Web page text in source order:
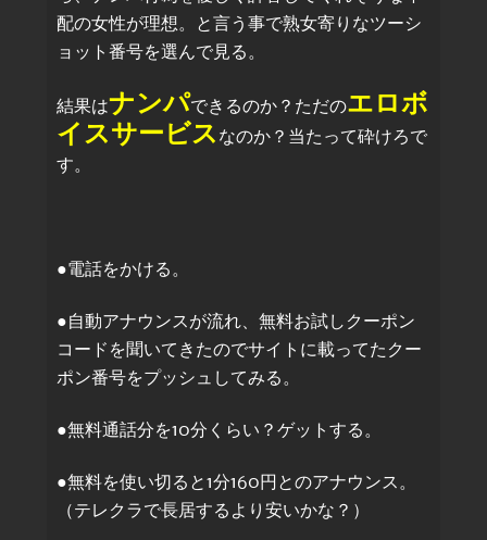
配の女性が理想。と言う事で熟女寄りなツーシ
ョット番号を選んで見る。
結果はナンパできるのか？ただのエロボ
イスサービス なのか？当たって砕けろで
す。
●電話をかける。
●自動アナウンスが流れ、無料お試しクーポン
コードを聞いてきたのでサイトに載ってたクー
ポン番号をプッシュしてみる。
●無料通話分を10分くらい？ゲットする。
●無料を使い切ると1分160円とのアナウンス。
（テレクラで長居するより安いかな？）